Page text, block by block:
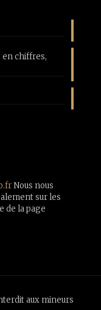
en chiffres,
Nous nous
sur les
de la page
aux mineurs